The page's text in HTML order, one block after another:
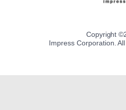
Copyright ©
Impress Corporation.